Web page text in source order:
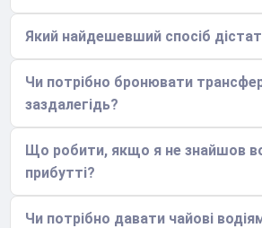
Який найдешевший спосіб
Чи потрібно бронювати
заздалегідь?
Що робити, якщо я не знайшов
прибутті?
Чи потрібно давати чайові